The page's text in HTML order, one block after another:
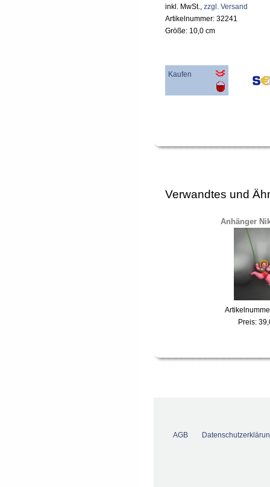
inkl. MwSt., zzgl. Versand
Artikelnummer: 32241
Größe: 10,0 cm
Kaufen
Verwandtes und
Anhänger
Preis:
AGB